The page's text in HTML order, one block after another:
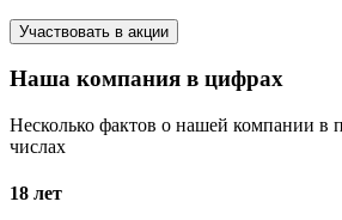
Участвовать в акции
Наша компания в цифрах
Несколько фактов о нашей компании в
числах
18 лет